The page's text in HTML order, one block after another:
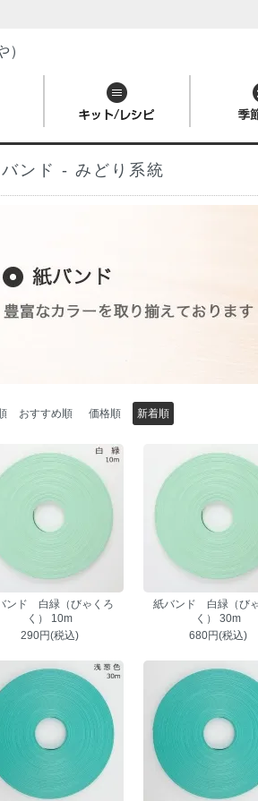
ンド - みどり系統
おすすめ順 価格順 新着順
ンド 白緑（びゃくろ
く） 10m
290円(税込)
紙バンド 白緑（び
く） 30m
680円(税込)